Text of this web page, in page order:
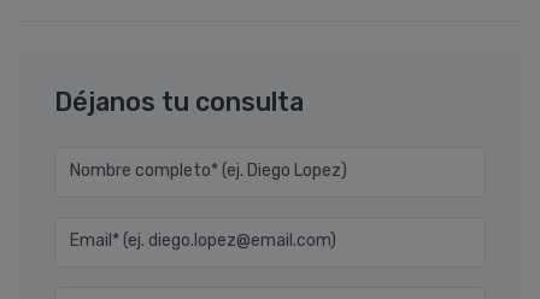
Déjanos tu consulta
Nombre completo* (ej. Diego Lopez)
Email* (ej. diego.lopez@email.com)